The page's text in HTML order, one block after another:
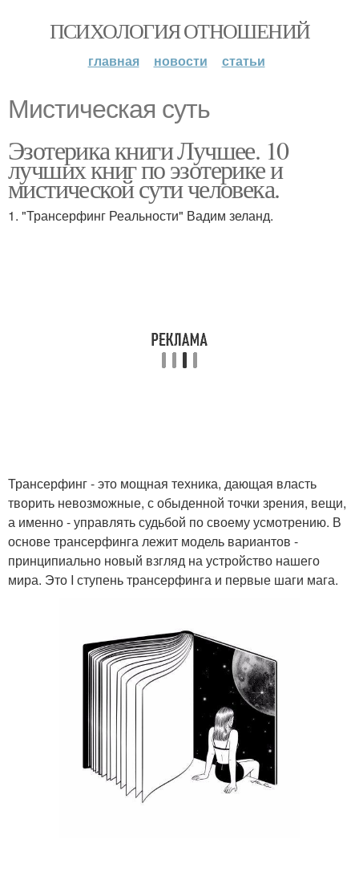
ПСИХОЛОГИЯ ОТНОШЕНИЙ
главная новости статьи
Мистическая суть
Эзотерика книги Лучшее. 10
лучших книг по эзотерике и
мистической сути человека.
1. "Трансерфинг Реальности" Вадим зеланд.
Трансерфинг - это мощная техника, дающая власть
творить невозможные, с обыденной точки зрения, вещи,
а именно - управлять судьбой по своему усмотрению. В
основе трансерфинга лежит модель вариантов -
принципиально новый взгляд на устройство нашего
мира. Это I ступень трансерфинга и первые шаги мага.